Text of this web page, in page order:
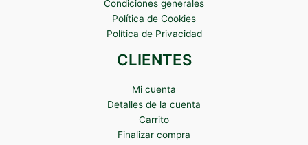
Condiciones generales
Política de Cookies
Política de Privacidad
CLIENTES
Mi cuenta
Detalles de la cuenta
Carrito
Finalizar compra